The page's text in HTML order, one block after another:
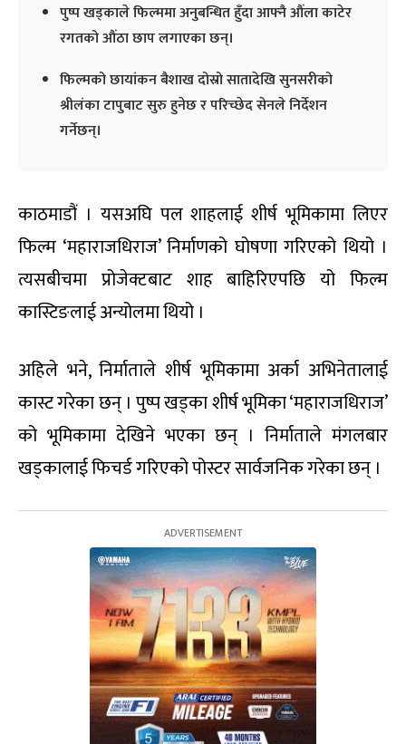
पुष्प खड्काले फिल्ममा अनुबन्धित हुँदा आफ्नै औंला काटेर
रगतको औंठा छाप लगाएका छन्।
फिल्मको छायांकन बैशाख दोस्रो सातादेखि सुनसरीको
श्रीलंका टापुबाट सुरु हुनेछ र परिच्छेद सेनले निर्देशन
गर्नेछन्।
काठमाडौं । यसअघि पल शाहलाई शीर्ष भूमिकामा लिएर
फिल्म ‘महाराजधिराज’ निर्माणको घोषणा गरिएको थियो ।
त्यसबीचमा प्रोजेक्टबाट शाह बाहिरिएपछि यो फिल्म
कास्टिङलाई अन्योलमा थियो ।
अहिले भने, निर्माताले शीर्ष भूमिकामा अर्का अभिनेतालाई
कास्ट गरेका छन् । पुष्प खड्का शीर्ष भूमिका ‘महाराजधिराज’
को भूमिकामा देखिने भएका छन् । निर्माताले मंगलबार
खड्कालाई फिचर्ड गरिएको पोस्टर सार्वजनिक गरेका छन् ।